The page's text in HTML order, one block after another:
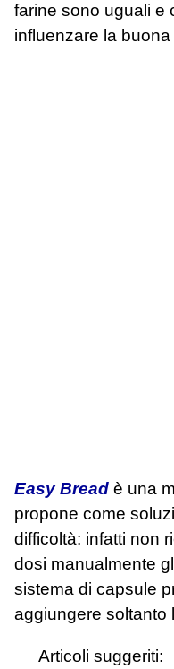
farine sono uguali e
influenzare la
Easy Bread è una
propone come
difficoltà: infatti non
dosi manualmente
sistema di capsule
aggiungere soltanto
Articoli suggeriti: